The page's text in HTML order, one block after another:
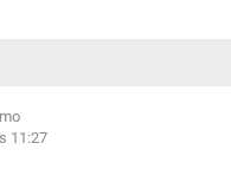
11:27